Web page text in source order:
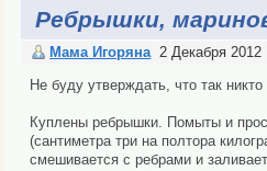
Ребрышки,
Мама Игоряна 2 Декабря 2012
Не буду утверждать, что так
Куплены ребрышки. Помыты и
(сантиметра три на полтора
смешивается с ребрами и